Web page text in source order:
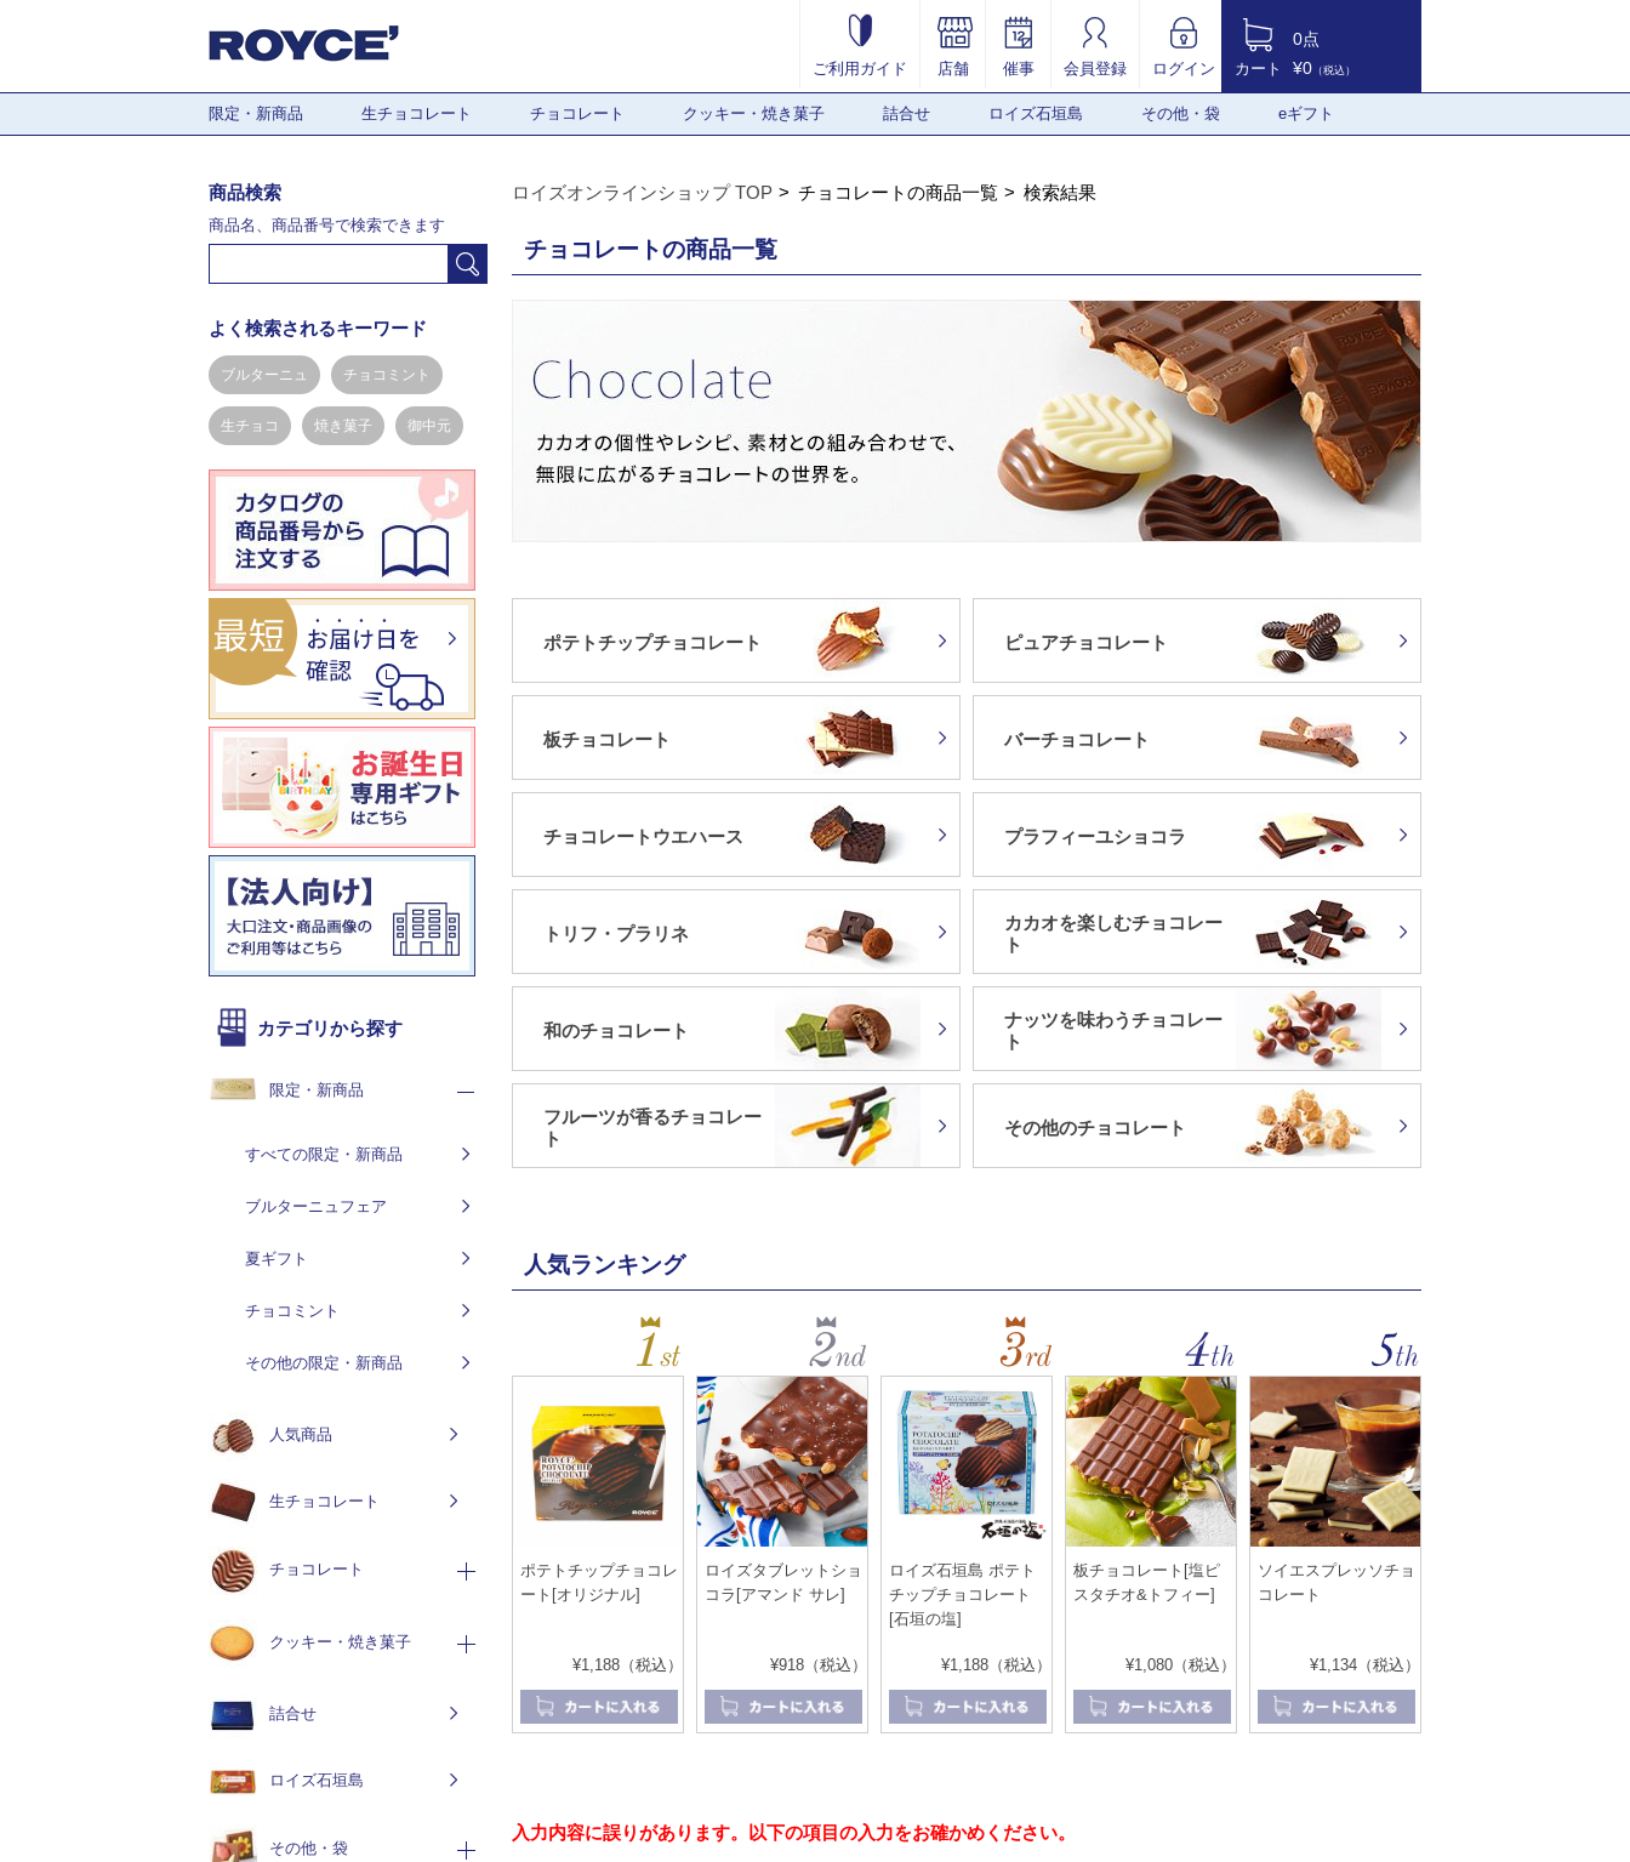
ご利用ガイド 店舗 催事 会員登録 ログイン カート
0点
¥0 （税込）
限定・新商品 生チョコレート チョコレート クッキー・焼き菓子 詰合せ ロイズ石垣島 その他・袋 eギフト
ロイズオンラインショップ TOP チョコレートの商品一覧 検索結果
チョコレートの商品一覧
ポテトチップチョコレート ピュアチョコレート
板チョコレート バーチョコレート
チョコレートウエハース プラフィーユショコラ
トリフ・プラリネ
カカオを楽しむチョコレー
ト
和のチョコレート
ナッツを味わうチョコレー
ト
フルーツが香るチョコレー
ト
その他のチョコレート
人気ランキング
ポテトチップチョコレ
ート[オリジナル]
¥1,188（税込）
ロイズタブレットショ
コラ[アマンド サレ]
¥918（税込）
ロイズ石垣島 ポテト
チップチョコレート
[石垣の塩]
¥1,188（税込）
板チョコレート[塩ピ
スタチオ&トフィー]
¥1,080（税込）
ソイエスプレッソチョ
コレート
¥1,134（税込）
入力内容に誤りがあります。以下の項目の入力をお確かめください。
商品検索
商品名、商品番号で検索できます
よく検索されるキーワード
ブルターニュ チョコミント
生チョコ 焼き菓子 御中元
カテゴリから探す
限定・新商品
すべての限定・新商品
ブルターニュフェア
夏ギフト
チョコミント
その他の限定・新商品
人気商品
生チョコレート
チョコレート
クッキー・焼き菓子
詰合せ
ロイズ石垣島
その他・袋